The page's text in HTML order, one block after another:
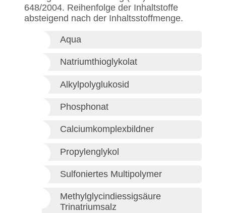
648/2004. Reihenfolge der Inhaltstoffe
absteigend nach der Inhaltsstoffmenge.
Aqua
Natriumthioglykolat
Alkylpolyglukosid
Phosphonat
Calciumkomplexbildner
Propylenglykol
Sulfoniertes Multipolymer
Methylglycindiessigsäure
Trinatriumsalz